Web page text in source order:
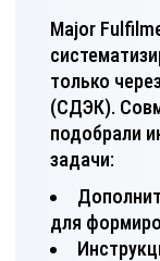
Major
только
(СДЭК).
подобрали
задачи:
для